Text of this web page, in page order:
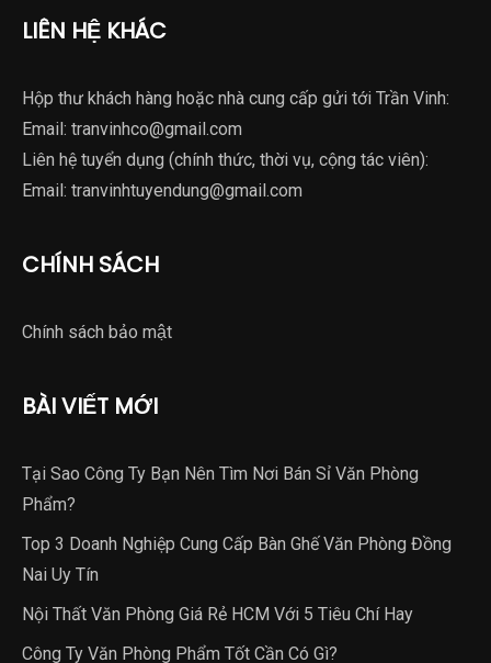
LIÊN HỆ KHÁC
Hộp thư khách hàng hoặc nhà cung cấp gửi tới Trần Vinh:
Email: tranvinhco@gmail.com
Liên hệ tuyển dụng (chính thức, thời vụ, cộng tác viên):
Email: tranvinhtuyendung@gmail.com
CHÍNH SÁCH
Chính sách bảo mật
BÀI VIẾT MỚI
Tại Sao Công Ty Bạn Nên Tìm Nơi Bán Sỉ Văn Phòng
Phẩm?
Top 3 Doanh Nghiệp Cung Cấp Bàn Ghế Văn Phòng Đồng
Nai Uy Tín
Nội Thất Văn Phòng Giá Rẻ HCM Với 5 Tiêu Chí Hay
Công Ty Văn Phòng Phẩm Tốt Cần Có Gì?